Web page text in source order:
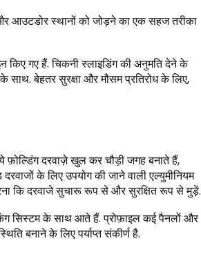
आउटडोर स्थानों को जोड़ने का एक सहज तरीका
किए गए हैं. चिकनी स्लाइडिंग की अनुमति देने के
साथ. बेहतर सुरक्षा और मौसम प्रतिरोध के लिए,
दरवाज़े खुल कर चौड़ी जगह बनाते हैं,
के लिए उपयोग की जाने वाली एल्युमीनियम
कि दरवाजे सुचारू रूप से और सुरक्षित रूप से मुड़ें.
सिस्टम के साथ आते हैं. प्रोफ़ाइल कई पैनलों और
बनाने के लिए पर्याप्त संकीर्ण है.